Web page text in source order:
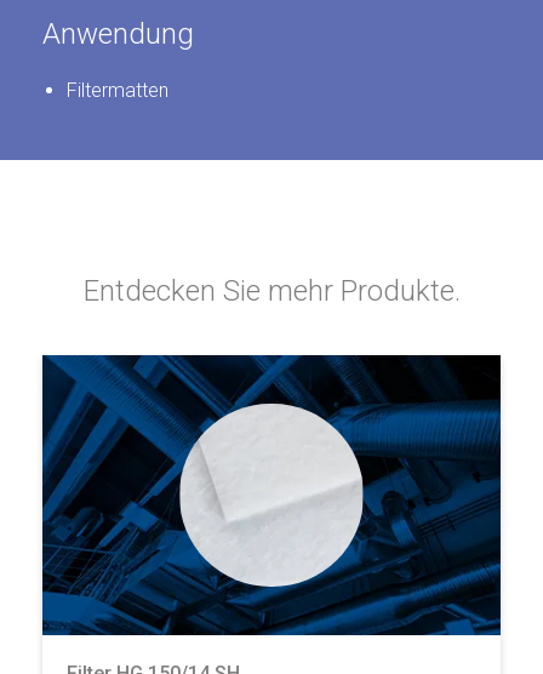
Anwendung
Filtermatten
Entdecken Sie mehr Produkte.